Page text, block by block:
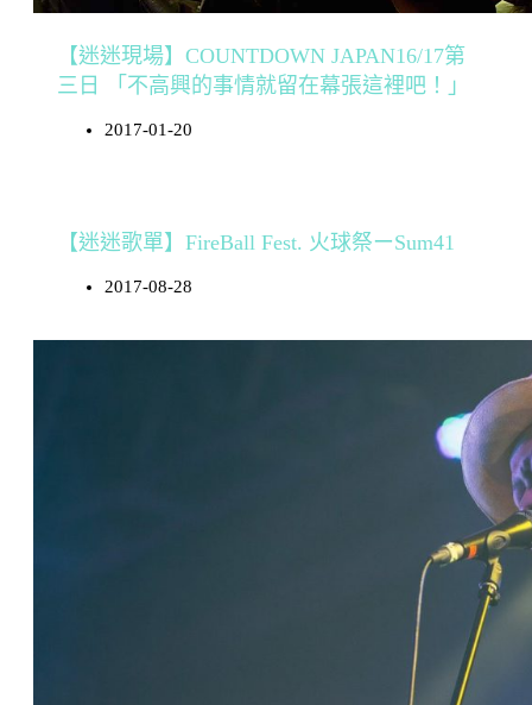
【迷迷現場】COUNTDOWN JAPAN16/17第
三日 「不高興的事情就留在幕張這裡吧！」
2017-01-20
【迷迷歌單】FireBall Fest. 火球祭ーSum41
2017-08-28